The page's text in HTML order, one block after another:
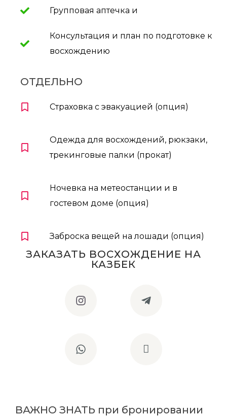
Групповая аптечка и
Консультация и план по подготовке к
восхождению
ОТДЕЛЬНО
Страховка с эвакуацией (опция)
Одежда для восхождений, рюкзаки,
трекинговые палки (прокат)
Ночевка на метеостанции и в
гостевом доме (опция)
Заброска вещей на лошади (опция)
ЗАКАЗАТЬ ВОСХОЖДЕНИЕ НА
КАЗБЕК
ВАЖНО ЗНАТЬ при бронировании